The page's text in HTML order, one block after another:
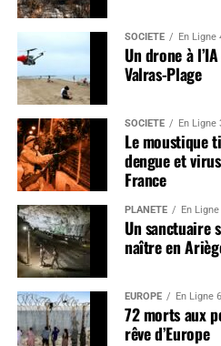
SOCIÉTÉ En Ligne
Un drone à
Valras-Plage
SOCIÉTÉ En Ligne
Le moustique
dengue et
France
PLANÈTE En
Un sanctuaire
naître en
EUROPE En Ligne
72 morts aux
rêve d’Europe